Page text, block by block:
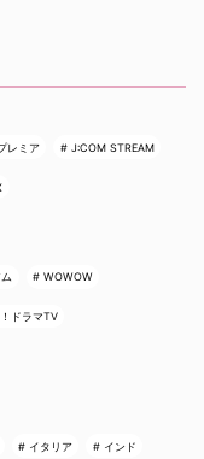
レミア J:COM STREAM
WOWOW
ドラマTV
イタリア インド